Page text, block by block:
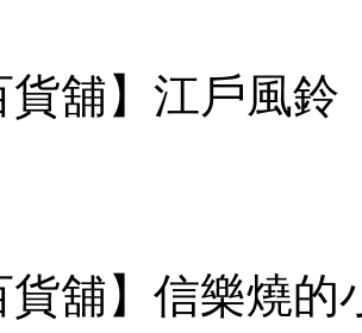
貨舖】江戶風鈴
貨舖】信樂燒的